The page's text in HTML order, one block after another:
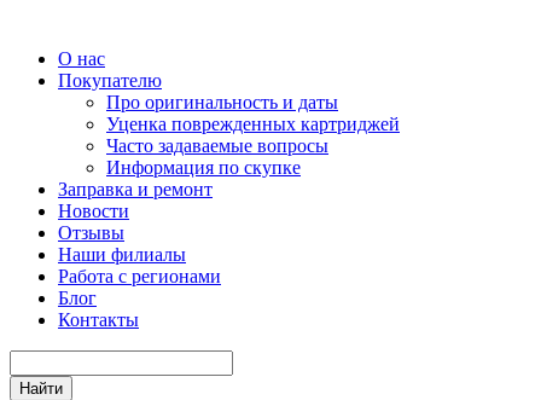
О нас
Покупателю
Про оригинальность и даты
Уценка поврежденных картриджей
Часто задаваемые вопросы
Информация по скупке
Заправка и ремонт
Новости
Отзывы
Наши филиалы
Работа с регионами
Блог
Контакты
Найти